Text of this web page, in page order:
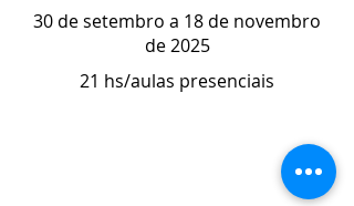
30 de setembro a 18 de novembro
de 2025
21 hs/aulas presenciais
- whatsapp